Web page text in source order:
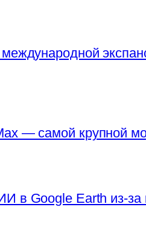
— самой крупной
в Google Earth из-за